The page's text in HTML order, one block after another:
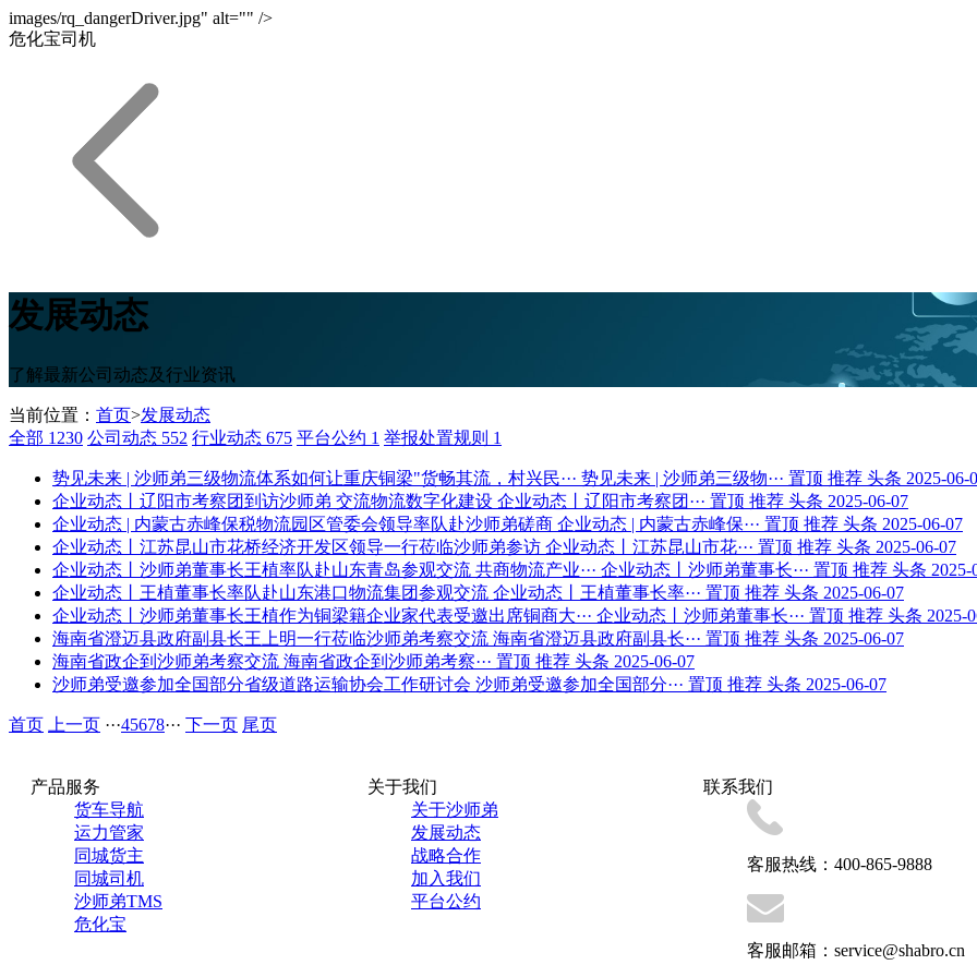
images/rq_dangerDriver.jpg" alt="" />
危化宝司机
发展动态
了解最新公司动态及行业资讯
当前位置： 首页>发展动态
全部 1230 公司动态 552 行业动态 675 平台公约 1 举报处置规则 1
势见未来 | 沙师弟三级物流体系如何让重庆铜梁"货畅其流，村兴民··· 势见未来 | 沙师弟三级物··· 置顶 推荐 头条 2025-06-
企业动态丨辽阳市考察团到访沙师弟 交流物流数字化建设 企业动态丨辽阳市考察团··· 置顶 推荐 头条 2025-06-07
企业动态 | 内蒙古赤峰保税物流园区管委会领导率队赴沙师弟磋商 企业动态 | 内蒙古赤峰保··· 置顶 推荐 头条 2025-06-07
企业动态丨江苏昆山市花桥经济开发区领导一行莅临沙师弟参访 企业动态丨江苏昆山市花··· 置顶 推荐 头条 2025-06-07
企业动态丨沙师弟董事长王植率队赴山东青岛参观交流 共商物流产业··· 企业动态丨沙师弟董事长··· 置顶 推荐 头条 2025-
企业动态丨王植董事长率队赴山东港口物流集团参观交流 企业动态丨王植董事长率··· 置顶 推荐 头条 2025-06-07
企业动态丨沙师弟董事长王植作为铜梁籍企业家代表受邀出席铜商大··· 企业动态丨沙师弟董事长··· 置顶 推荐 头条 2025-
海南省澄迈县政府副县长王上明一行莅临沙师弟考察交流 海南省澄迈县政府副县长··· 置顶 推荐 头条 2025-06-07
海南省政企到沙师弟考察交流 海南省政企到沙师弟考察··· 置顶 推荐 头条 2025-06-07
沙师弟受邀参加全国部分省级道路运输协会工作研讨会 沙师弟受邀参加全国部分··· 置顶 推荐 头条 2025-06-07
首页 上一页 ···45678··· 下一页 尾页
产品服务
货车导航
运力管家
同城货主
同城司机
沙师弟TMS
危化宝
关于我们
关于沙师弟
发展动态
战略合作
加入我们
平台公约
联系我们
客服热线：400-865-9888
客服邮箱：service@shabro.cn